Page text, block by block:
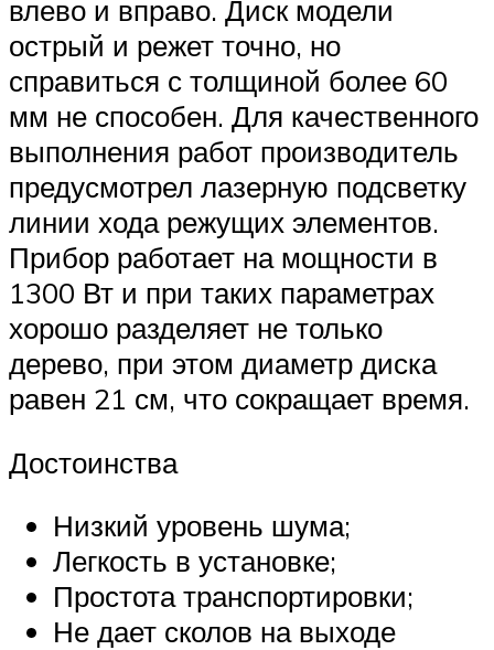
влево и вправо. Диск модели
острый и режет точно, но
справиться с толщиной более 60
мм не способен. Для качественного
выполнения работ производитель
предусмотрел лазерную подсветку
линии хода режущих элементов.
Прибор работает на мощности в
1300 Вт и при таких параметрах
хорошо разделяет не только
дерево, при этом диаметр диска
равен 21 см, что сокращает время.
Достоинства
Низкий уровень шума;
Легкость в установке;
Простота транспортировки;
Не дает сколов на выходе